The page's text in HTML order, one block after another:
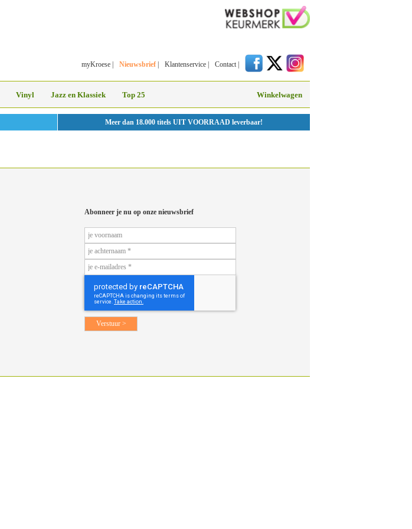
myKroese Nieuwsbrief Klantenservice Contact
Vinyl Jazz en Klassiek Top 25 Winkelwagen
Meer dan 18.000 titels UIT VOORRAAD leverbaar!
Abonneer je nu op onze nieuwsbrief